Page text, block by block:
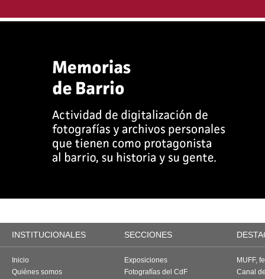
INSTITUCIONALES SECCIONES
Inicio
Quiénes somos
Exposiciones
Fotografías del CdF
MUFF,
Canal